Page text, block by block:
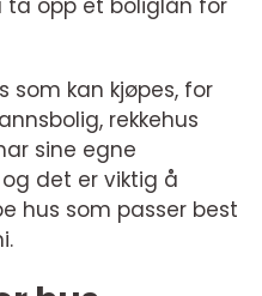
opp et boliglån for
som kan kjøpes, for
rekkehus
sine egne
det er viktig å
hus som passer best